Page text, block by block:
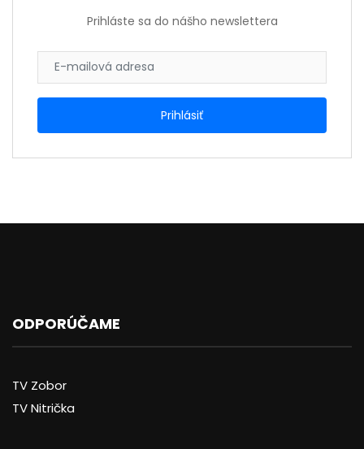
Prihláste sa do nášho newslettera
ODPORÚČAME
TV Zobor
TV Nitrička